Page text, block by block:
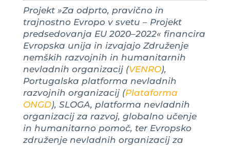
Projekt »Za odprto, pravično in
trajnostno Evropo v svetu – Projekt
predsedovanja EU 2020–2022« financira
Evropska unija in izvajajo Združenje
nemških razvojnih in humanitarnih
nevladnih organizacij (VENRO),
Portugalska platforma nevladnih
razvojnih organizacij (Plataforma
ONGD), SLOGA, platforma nevladnih
organizacij za razvoj, globalno učenje
in humanitarno pomoč, ter Evropsko
združenje nevladnih organizacij za